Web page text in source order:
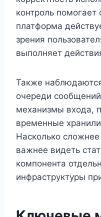
контроль помогает
платформа
зрения
выполняет
Также
очереди
механизмы входа,
временные
Насколько
важнее видеть
компонента
инфраструктуры